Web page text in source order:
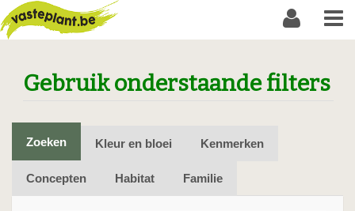
Gebruik onderstaande filters
Zoeken Kleur en bloei Kenmerken
Concepten Habitat Familie